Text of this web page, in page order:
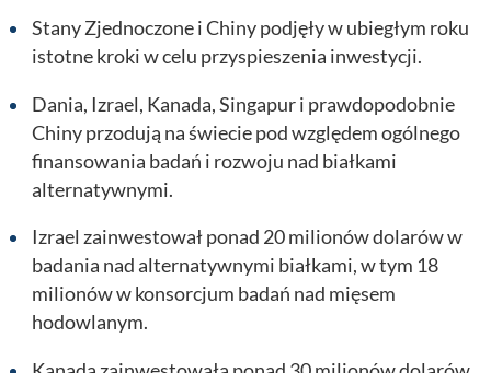
Stany Zjednoczone i Chiny podjęły w ubiegłym roku
istotne kroki w celu przyspieszenia inwestycji.
Dania, Izrael, Kanada, Singapur i prawdopodobnie
Chiny przodują na świecie pod względem ogólnego
finansowania badań i rozwoju nad białkami
alternatywnymi.
Izrael zainwestował ponad 20 milionów dolarów w
badania nad alternatywnymi białkami, w tym 18
milionów w konsorcjum badań nad mięsem
hodowlanym.